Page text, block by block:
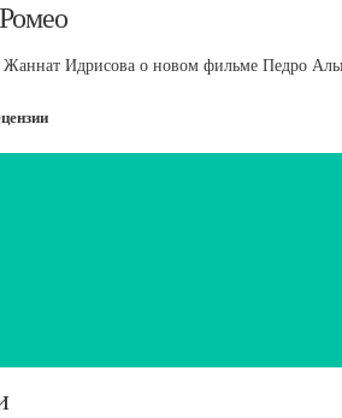
Жаннат Идрисова о новом фильме Педро